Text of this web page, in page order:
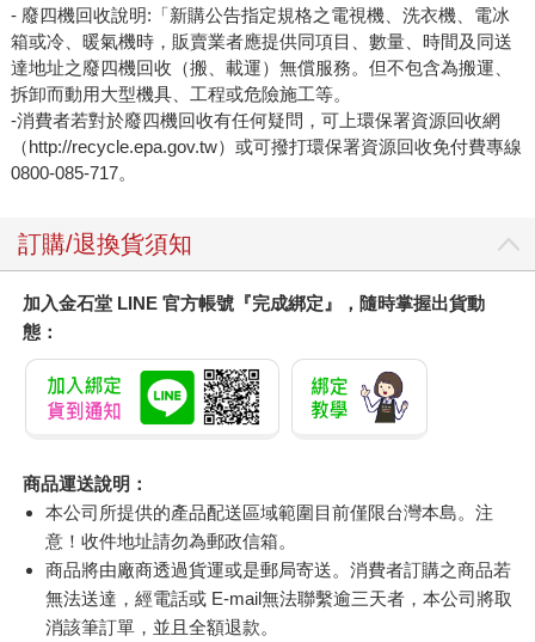
- 廢四機回收說明:「新購公告指定規格之電視機、洗衣機、電冰
箱或冷、暖氣機時，販賣業者應提供同項目、數量、時間及同送
達地址之廢四機回收（搬、載運）無償服務。但不包含為搬運、
拆卸而動用大型機具、工程或危險施工等。
-消費者若對於廢四機回收有任何疑問，可上環保署資源回收網
（http://recycle.epa.gov.tw）或可撥打環保署資源回收免付費專線
0800-085-717。
訂購/退換貨須知
加入金石堂 LINE 官方帳號『完成綁定』，隨時掌握出貨動
態：
商品運送說明：
本公司所提供的產品配送區域範圍目前僅限台灣本島。注
意！收件地址請勿為郵政信箱。
商品將由廠商透過貨運或是郵局寄送。消費者訂購之商品若
無法送達，經電話或 E-mail無法聯繫逾三天者，本公司將取
消該筆訂單，並且全額退款。